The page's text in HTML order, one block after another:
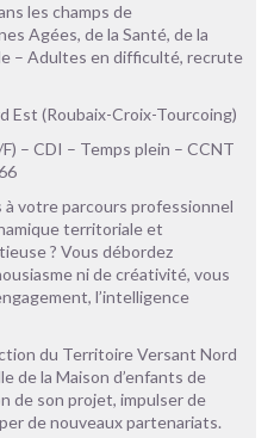
les champs de
Agées, de la Santé, de la
– Adultes en difficulté, recrute
Est (Roubaix-Croix-Tourcoing)
– CDI – Temps plein – CCNT
votre parcours professionnel
territoriale et
? Vous débordez
ni de créativité, vous
l’intelligence
du Territoire Versant Nord
de la Maison d’enfants de
de son projet, impulser de
de nouveaux partenariats.